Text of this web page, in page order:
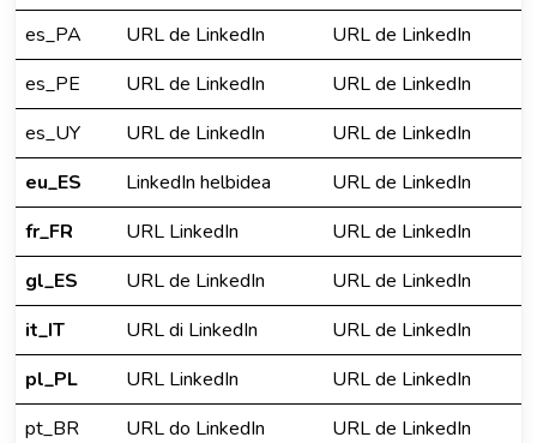
es_PA
URL de LinkedIn
URL de LinkedIn
es_PE
URL de LinkedIn
URL de LinkedIn
es_UY
URL de LinkedIn
URL de LinkedIn
eu_ES
LinkedIn helbidea
URL de LinkedIn
fr_FR
URL LinkedIn
URL de LinkedIn
gl_ES
URL de LinkedIn
URL de LinkedIn
it_IT
URL di LinkedIn
URL de LinkedIn
pl_PL
URL LinkedIn
URL de LinkedIn
pt_BR
URL do LinkedIn
URL de LinkedIn